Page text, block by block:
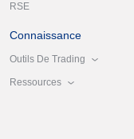
RSE
Connaissance
Outils De Trading
Ressources